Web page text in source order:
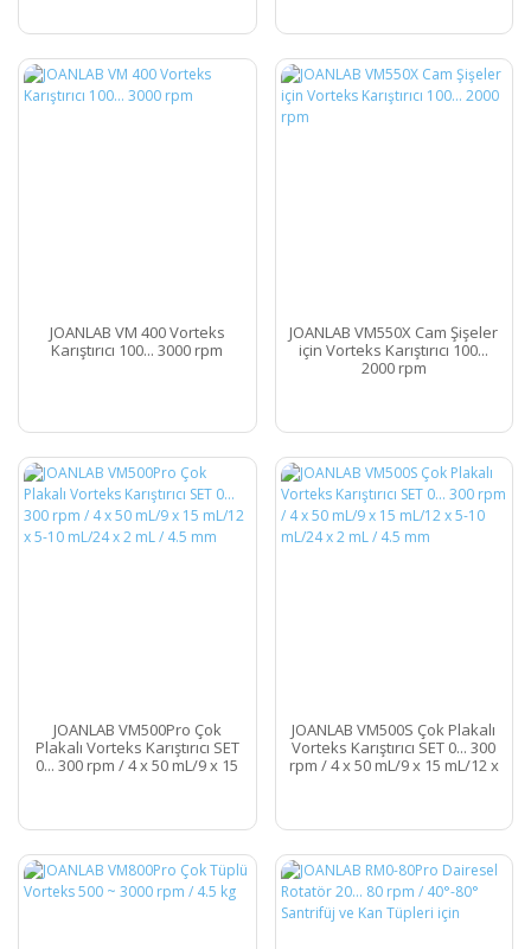
JOANLAB VM 400 Vorteks
Karıştırıcı 100... 3000 rpm
JOANLAB VM550X Cam Şişeler
için Vorteks Karıştırıcı 100...
2000 rpm
JOANLAB VM500Pro Çok
Plakalı Vorteks Karıştırıcı SET
0... 300 rpm / 4 x 50 mL/9 x 15
JOANLAB VM500S Çok Plakalı
Vorteks Karıştırıcı SET 0... 300
rpm / 4 x 50 mL/9 x 15 mL/12 x